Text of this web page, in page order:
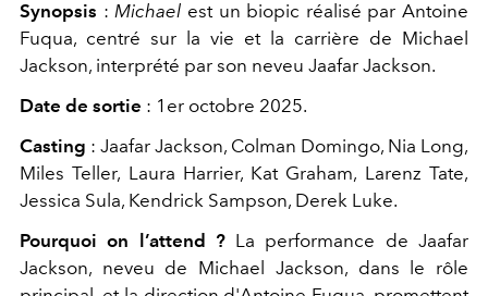
Synopsis : Michael est un biopic réalisé par Antoine
Fuqua, centré sur la vie et la carrière de Michael
Jackson, interprété par son neveu Jaafar Jackson.
Date de sortie : 1er octobre 2025.
Casting : Jaafar Jackson, Colman Domingo, Nia Long,
Miles Teller, Laura Harrier, Kat Graham, Larenz Tate,
Jessica Sula, Kendrick Sampson, Derek Luke.
Pourquoi on l’attend ?La performance de Jaafar
Jackson, neveu de Michael Jackson, dans le rôle